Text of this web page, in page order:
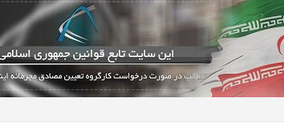
واکنش
تند
ارکن
به
شایعه‌های
1 هفته پیش
سندرم
پرادر-
ویلی
چگونه
انجام
4 روز پیش